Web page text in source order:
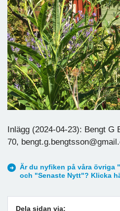
Inlägg (2024-04-23): Bengt G
70,
Är du nyfiken på våra övriga
och "Senaste Nytt"? Klicka
Dela sidan via: